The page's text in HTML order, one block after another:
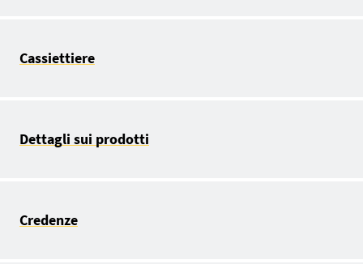
Cassiettiere
Dettagli sui prodotti
Credenze